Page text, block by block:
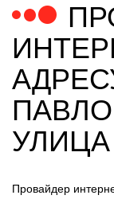
УЛИЦА
Провайдер